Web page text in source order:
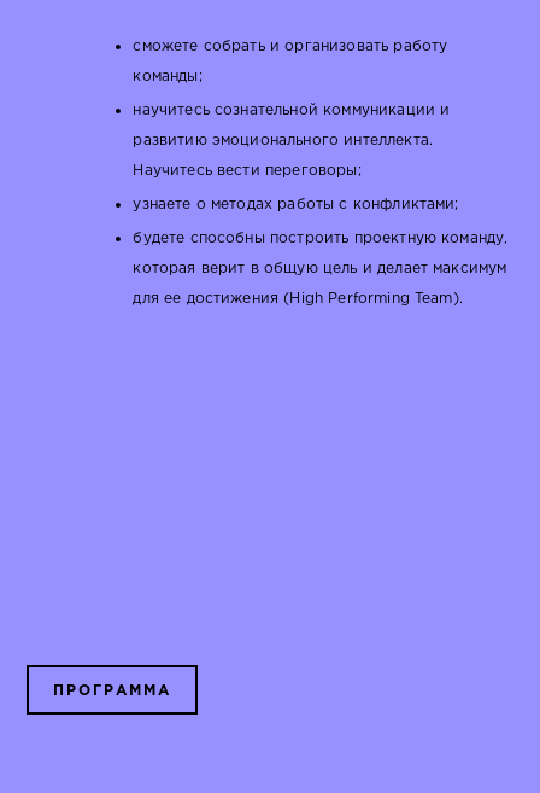
сможете собрать и организовать работу
команды;
научитесь сознательной коммуникации и
развитию эмоционального интеллекта.
Научитесь вести переговоры;
узнаете о методах работы с конфликтами;
будете способны построить проектную команду,
которая верит в общую цель и делает максимум
для ее достижения (High Performing Team).
ПРОГРАММА